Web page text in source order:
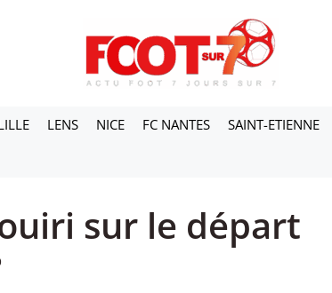
LENS NICE FC NANTES SAINT-ETIENNE
sur le départ